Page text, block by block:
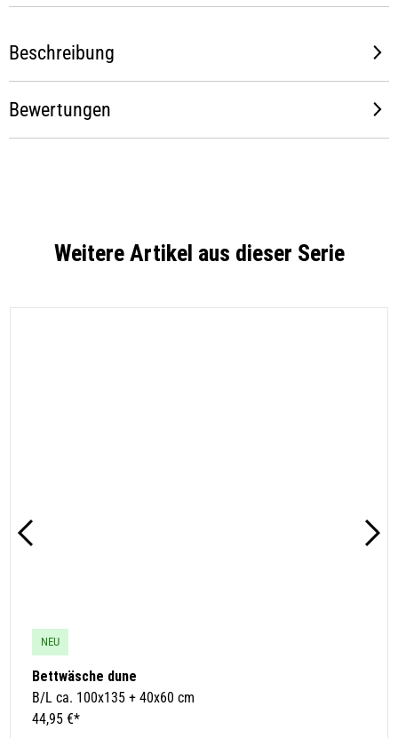
Beschreibung
Bewertungen
Weitere Artikel aus dieser Serie
NEU
Bettwäsche dune
B/L ca. 100x135 + 40x60 cm
44,95 €*